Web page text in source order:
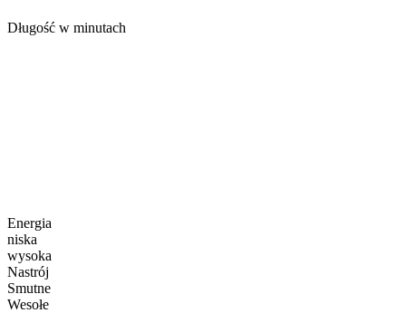
Długość w minutach
Energia
niska
wysoka
Nastrój
Smutne
Wesołe